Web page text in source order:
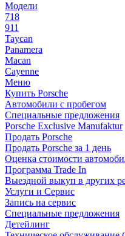
Модели
718
911
Taycan
Panamera
Macan
Cayenne
Меню
Купить Porsche
Автомобили с пробегом
Специальные предложения
Porsche Exclusive Manufaktur
Продать Porsche
Продать Porsche за 1 день
Оценка стоимости
Программа Trade In
Выездной выкуп в других
Услуги и Сервис
Запись на сервис
Специальные предложения
Детейлинг